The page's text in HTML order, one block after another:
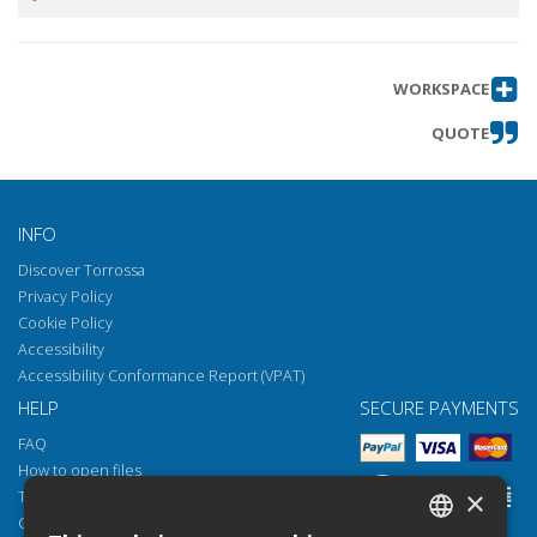
WORKSPACE
QUOTE
INFO
Discover Torrossa
Privacy Policy
Cookie Policy
Accessibility
Accessibility Conformance Report (VPAT)
HELP
FAQ
How to open files
Torrossa Reader
Copyright obligations
SECURE PAYMENTS
×